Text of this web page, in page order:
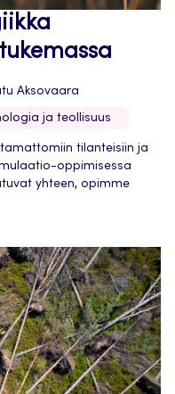
Aksovaara
ja teollisuus
tilanteisiin ja
oppimisessa
yhteen, opimme